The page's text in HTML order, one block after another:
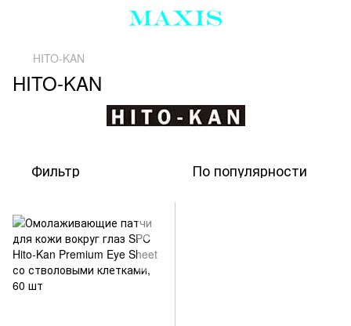
HITO-KAN
HITO-KAN
Фильтр По популярности